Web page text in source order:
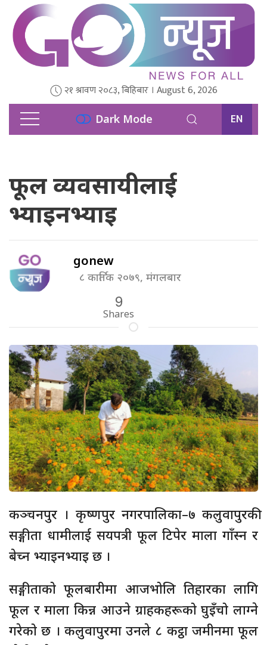
२१ श्रावण २०८३, बिहिबार । August 6, 2026
Dark Mode EN
फूल व्यवसायीलाई
भ्याइनभ्याइ
gonew
८ कार्तिक २०७९, मंगलबार
9
Shares
कञ्चनपुर । कृष्णपुर नगरपालिका–७ कलुवापुरकी
सङ्गीता धामीलाई सयपत्री फूल टिपेर माला गाँस्न र
बेच्न भ्याइनभ्याइ छ ।
सङ्गीताको फूलबारीमा आजभोलि तिहारका लागि
फूल र माला किन्न आउने ग्राहकहरूको घुइँचो लाग्ने
गरेको छ । कलुवापुरमा उनले ८ कट्ठा जमीनमा फूल